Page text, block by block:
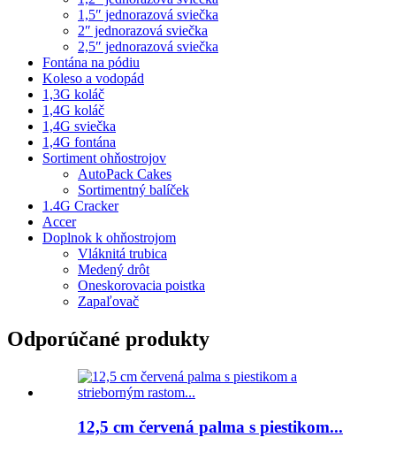
1,5″ jednorazová sviečka
2″ jednorazová sviečka
2,5″ jednorazová sviečka
Fontána na pódiu
Koleso a vodopád
1,3G koláč
1,4G koláč
1,4G sviečka
1,4G fontána
Sortiment ohňostrojov
AutoPack Cakes
Sortimentný balíček
1.4G Cracker
Accer
Doplnok k ohňostrojom
Vláknitá trubica
Medený drôt
Oneskorovacia poistka
Zapaľovač
Odporúčané produkty
12,5 cm červená palma s piestikom...